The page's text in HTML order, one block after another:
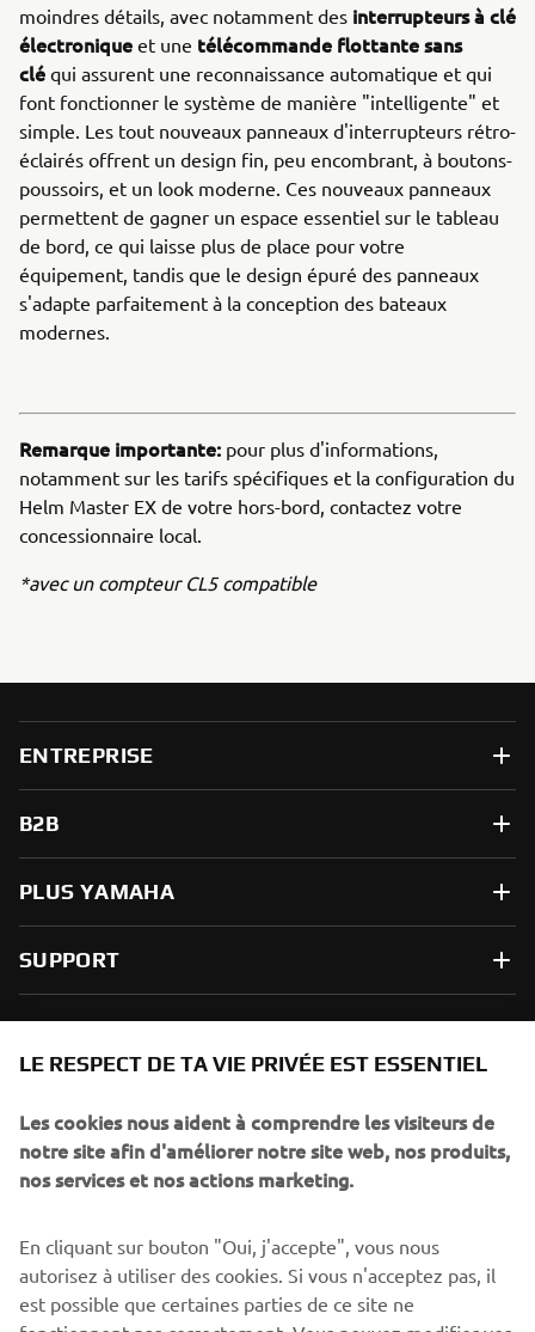
moindres détails, avec notamment des interrupteurs à clé
électronique et une télécommande flottante sans
clé qui assurent une reconnaissance automatique et qui
font fonctionner le système de manière "intelligente" et
simple. Les tout nouveaux panneaux d'interrupteurs rétro-
éclairés offrent un design fin, peu encombrant, à boutons-
poussoirs, et un look moderne. Ces nouveaux panneaux
permettent de gagner un espace essentiel sur le tableau
de bord, ce qui laisse plus de place pour votre
équipement, tandis que le design épuré des panneaux
s'adapte parfaitement à la conception des bateaux
modernes.
Remarque importante: pour plus d'informations,
notamment sur les tarifs spécifiques et la configuration du
Helm Master EX de votre hors-bord, contactez votre
concessionnaire local.
*avec un compteur CL5 compatible
ENTREPRISE
B2B
PLUS YAMAHA
SUPPORT
spéciaux, les lancements de produits, etc.
S'ABONNER
Lisez notre politique de confidentialité pour savoir comment
nous traitons vos données personnelles : Politique de
LE RESPECT DE TA VIE PRIVÉE EST ESSENTIEL
Les cookies nous aident à comprendre les visiteurs de
notre site afin d'améliorer notre site web, nos produits,
nos services et nos actions marketing.
En cliquant sur bouton "Oui, j'accepte", vous nous
autorisez à utiliser des cookies. Si vous n'acceptez pas, il
est possible que certaines parties de ce site ne